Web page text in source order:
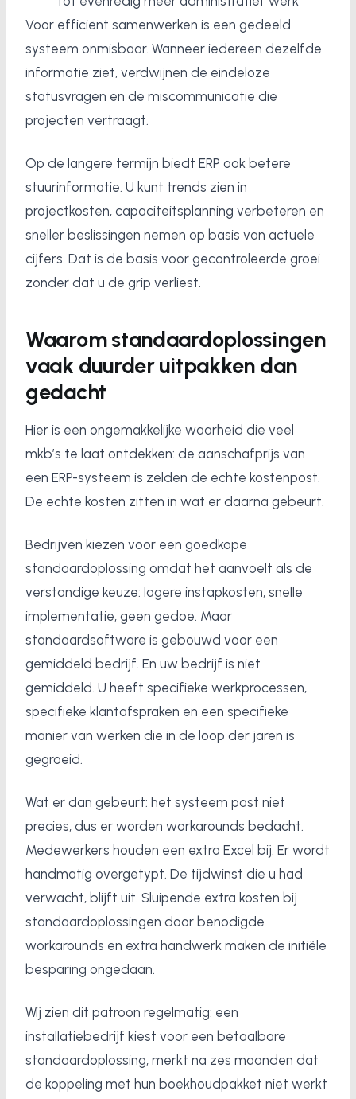
Voor efficiënt samenwerken is een gedeeld
systeem onmisbaar. Wanneer iedereen dezelfde
informatie ziet, verdwijnen de eindeloze
statusvragen en de miscommunicatie die
projecten vertraagt.
Op de langere termijn biedt ERP ook betere
stuurinformatie. U kunt trends zien in
projectkosten, capaciteitsplanning verbeteren en
sneller beslissingen nemen op basis van actuele
cijfers. Dat is de basis voor gecontroleerde groei
zonder dat u de grip verliest.
Waarom standaardoplossingen
vaak duurder uitpakken dan
gedacht
Hier is een ongemakkelijke waarheid die veel
mkb’s te laat ontdekken: de aanschafprijs van
een ERP-systeem is zelden de echte kostenpost.
De echte kosten zitten in wat er daarna gebeurt.
Bedrijven kiezen voor een goedkope
standaardoplossing omdat het aanvoelt als de
verstandige keuze: lagere instapkosten, snelle
implementatie, geen gedoe. Maar
standaardsoftware is gebouwd voor een
gemiddeld bedrijf. En uw bedrijf is niet
gemiddeld. U heeft specifieke werkprocessen,
specifieke klantafspraken en een specifieke
manier van werken die in de loop der jaren is
gegroeid.
Wat er dan gebeurt: het systeem past niet
precies, dus er worden workarounds bedacht.
Medewerkers houden een extra Excel bij. Er wordt
handmatig overgetypt. De tijdwinst die u had
verwacht, blijft uit. Sluipende extra kosten bij
standaardoplossingen door benodigde
workarounds en extra handwerk maken de initiële
besparing ongedaan.
Wij zien dit patroon regelmatig: een
installatiebedrijf kiest voor een betaalbare
standaardoplossing, merkt na zes maanden dat
de koppeling met hun boekhoudpakket niet werkt